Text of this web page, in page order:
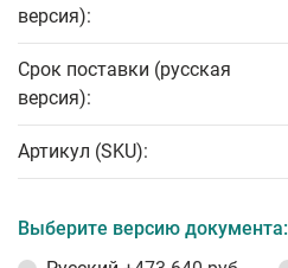
версия):
Срок поставки (русская
версия):
Артикул (SKU):
Выберите версию документа: